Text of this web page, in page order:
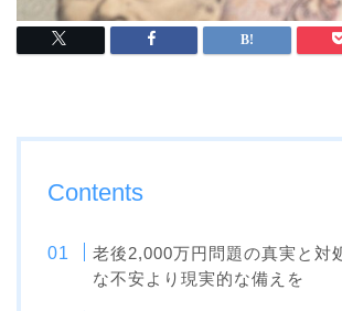
Contents
老後2,000万円問題の真実と対
な不安より現実的な備えを